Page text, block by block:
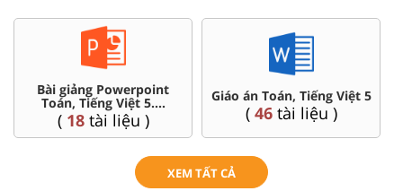
Bài giảng Powerpoint
Toán, Tiếng Việt 5....
( 18tài liệu )
Giáo án Toán, Tiếng Việt 5
( 46tài liệu )
XEM TẤT CẢ